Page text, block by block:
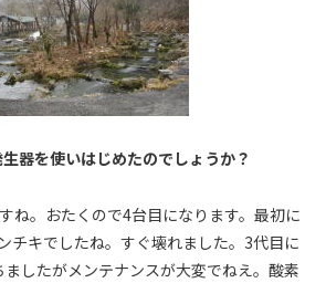
生器を使いはじめたのでしょうか？
ね。おたくので4台目になります。最初に
チキでしたね。すぐ壊れました。3代目に
したがメンテナンスが大変でねえ。酸素